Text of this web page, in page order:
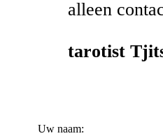
alleen
tarotist
Uw naam: